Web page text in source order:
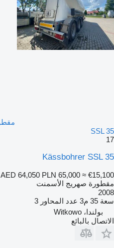
SSL 35
17
Kässbohrer SSL 35
AED 64,050 PLN 65,000 ≈ €15,100
مقطورة صهريج الأسمنت
2008
سعة 35 م3 عدد المحاور 3
بولندا، Witkowo
الاتصال بالبائع